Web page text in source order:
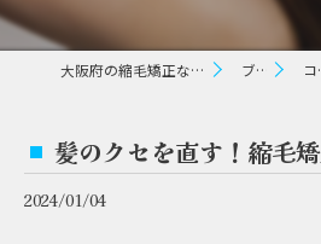
大阪府の縮毛矯正ならパラゴン ヘアー ブログ コラム
髪のクセを直す！縮毛
2024/01/04